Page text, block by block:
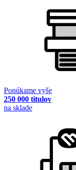
Ponúkame vyše
250 000 titulov
na sklade